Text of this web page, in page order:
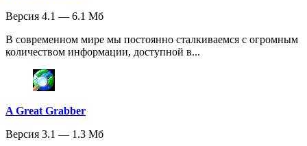
Версия 4.1 — 6.1 Мб
В современном мире мы постоянно сталкиваемся с огромным
количеством информации, доступной в...
A Great Grabber
Версия 3.1 — 1.3 Мб